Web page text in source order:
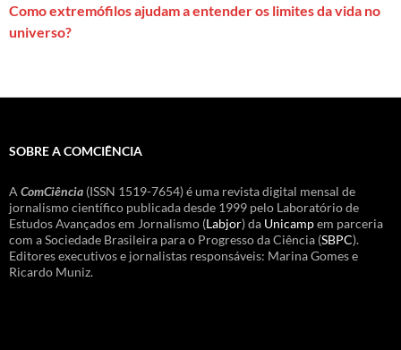
Como extremófilos ajudam a entender os limites da vida no
universo?
SOBRE A COMCIÊNCIA
A ComCiência (ISSN 1519-7654) é uma revista digital mensal de
jornalismo científico publicada desde 1999 pelo Laboratório de
Estudos Avançados em Jornalismo (Labjor) da Unicampem parceria
com a Sociedade Brasileira para o Progresso da Ciência (SBPC).
Editores executivos e jornalistas responsáveis: Marina Gomes e
Ricardo Muniz.